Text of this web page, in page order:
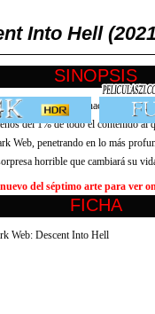
Into Hell
parte de Internet inaccesible
del 1% de todo el contenido
Web, penetrando en lo más
horrible que cambiará su
del séptimo arte para ver
Web: Descent Into Hell